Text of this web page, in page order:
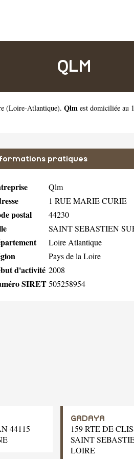
QLM
(Loire-Atlantique). Qlm est domiciliée au
pratiques
Qlm
1 RUE MARIE CURIE
postal 44230
SAINT SEBASTIEN
Loire Atlantique
Pays de la Loire
d'activité 2008
SIRET505258954
44115
GADAYA
159 RTE DE
SAINT
LOIRE